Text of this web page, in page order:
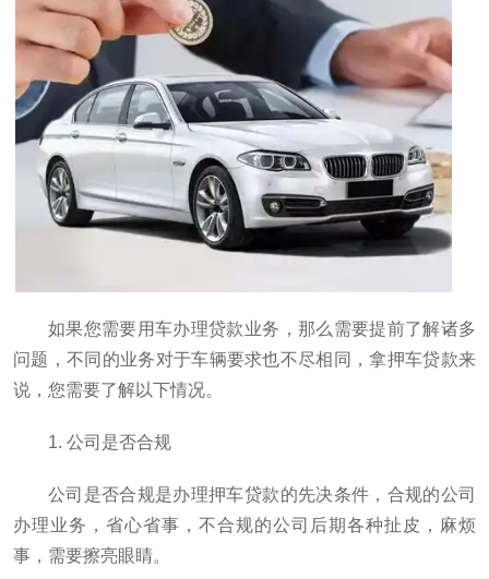
如果您需要用车办理贷款业务，那么需要提前了解诸多
问题，不同的业务对于车辆要求也不尽相同，拿押车贷款来
说，您需要了解以下情况。
1. 公司是否合规
公司是否合规是办理押车贷款的先决条件，合规的公司
办理业务，省心省事，不合规的公司后期各种扯皮，麻烦
事，需要擦亮眼睛。